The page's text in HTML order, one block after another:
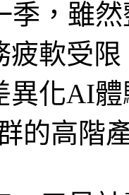
季，雖
疲軟受
異化AI
的高階